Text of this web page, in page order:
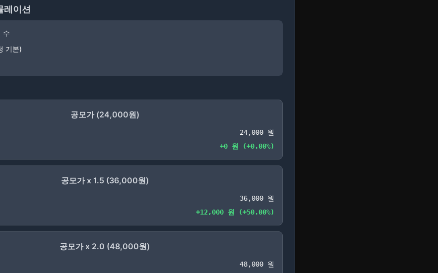
레이션
수
기본)
공모가(24,000원)
24,000 원
+0 원 (+0.00%)
공모가 x 1.5(36,000원)
36,000 원
+12,000 원 (+50.00%)
공모가 x 2.0 (48,000원)
48,000 원